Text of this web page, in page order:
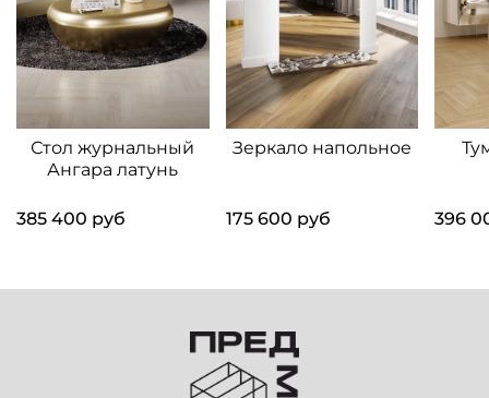
Стол журнальный
Ангара латунь
385 400 руб
Зеркало напольное
175 600 руб 396